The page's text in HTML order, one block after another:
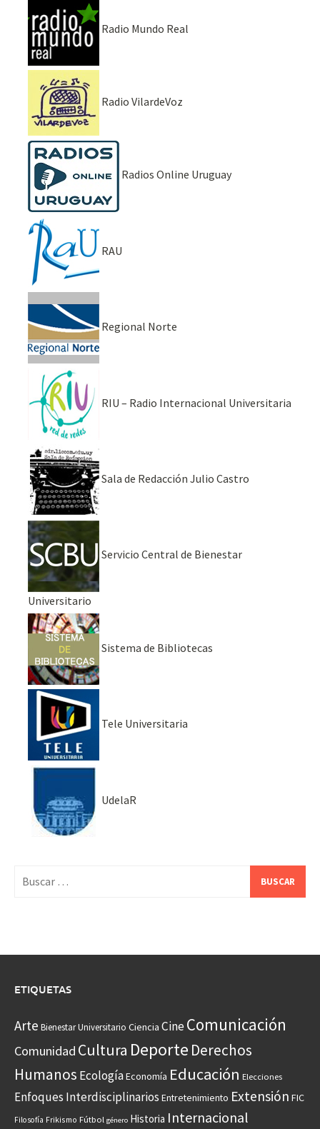
Radio Mundo Real
Radio VilardeVoz
Radios Online Uruguay
RAU
Regional Norte
RIU – Radio Internacional Universitaria
Sala de Redacción Julio Castro
Servicio Central de Bienestar
Universitario
Sistema de Bibliotecas
Tele Universitaria
UdelaR
ETIQUETAS
Arte Bienestar Universitario Ciencia CineComunicación
Comunidad Cultura Deporte Derechos
Humanos EcologíaEconomía Educación Elecciones
Enfoques Interdisciplinarios Entretenimiento Extensión FIC
Filosofía Frikismo Fútbol género Historia Internacional